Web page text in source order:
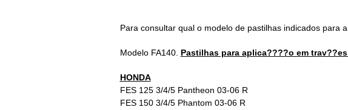
Para consultar qual o modelo de pastilhas indicados para
Modelo FA140. Pastilhas para aplica????o em
HONDA
FES 125 3/4/5 Pantheon 03-06 R
FES 150 3/4/5 Phantom 03-06 R